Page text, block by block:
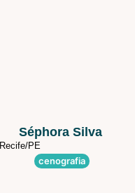
Séphora Silva
Recife/PE
cenografia